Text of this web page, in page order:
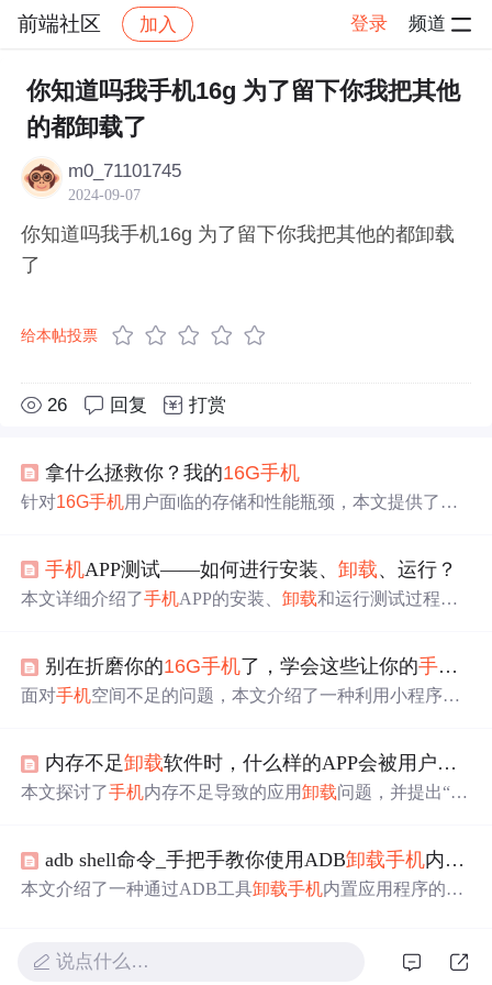
前端社区 加入 登录 频道
社区 前端社区 感慨 帖子详情
你知道吗我手机16g 为了留下你我把其他
的都卸载了
m0_71101745
2024-09-07
你知道吗我手机16g 为了留下你我把其他的都卸载
了
给本帖投票
26 回复 打赏
拿什么拯救你？我的16G手机
针对16G手机用户面临的存储和性能瓶颈，本文提供了一
等，帮助用户优化手机性能。
手机APP测试——如何进行安装、卸载、运行？
本文详细介绍了手机APP的安装、卸载和运行测试过程，
别在折磨你的16G手机了，学会这些让你的手机
面对手机空间不足的问题，本文介绍了一种利用小程序替
务。通过使用小程序，不仅能够解决手机存储空间紧张的
问题，还能享受便捷的服务。
内存不足卸载软件时，什么样的APP会被用户留下
本文探讨了手机内存不足导致的应用卸载问题，并提出“连
adb shell命令_手把手教你使用ADB卸载手机内置App软件 ！！！
本文介绍了一种通过ADB工具卸载手机内置应用程序的方
说点什么…